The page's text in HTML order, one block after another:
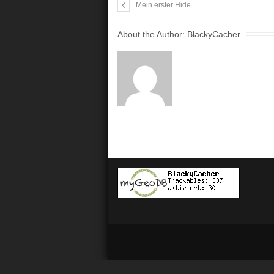
Mein erster Hide…
About the Author: BlackyCacher